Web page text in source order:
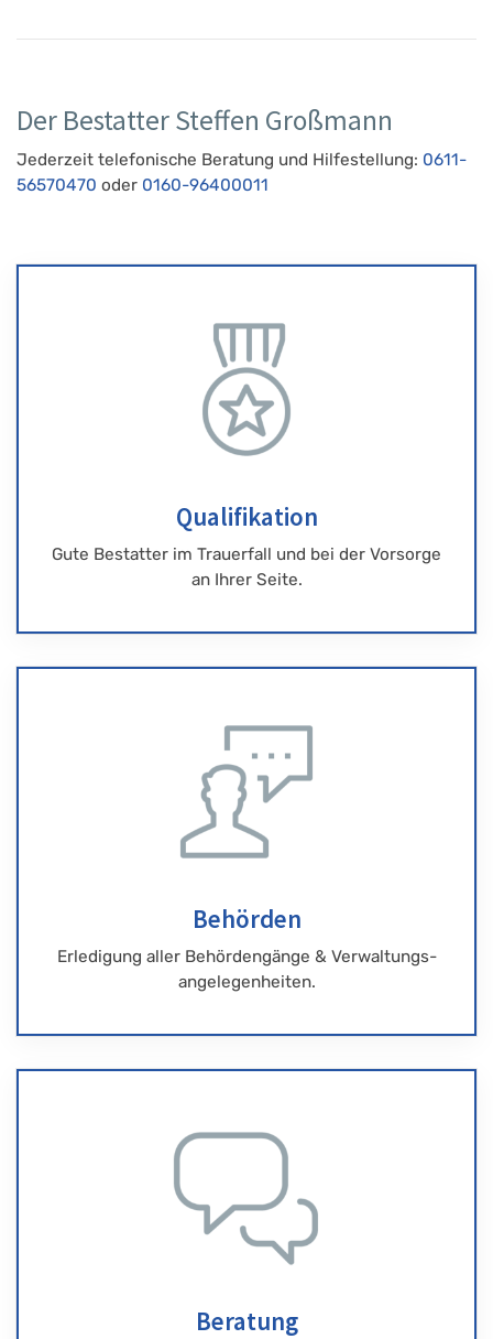
Der Bestatter Steffen Großmann
Jederzeit telefonische Beratung und Hilfestellung: 0611-
56570470 oder 0160-96400011
Qualifikation
Gute Bestatter im Trauerfall und bei der Vorsorge
an Ihrer Seite.
Behörden
Erledigung aller Behördengänge & Verwaltungs-
angelegenheiten.
Beratung